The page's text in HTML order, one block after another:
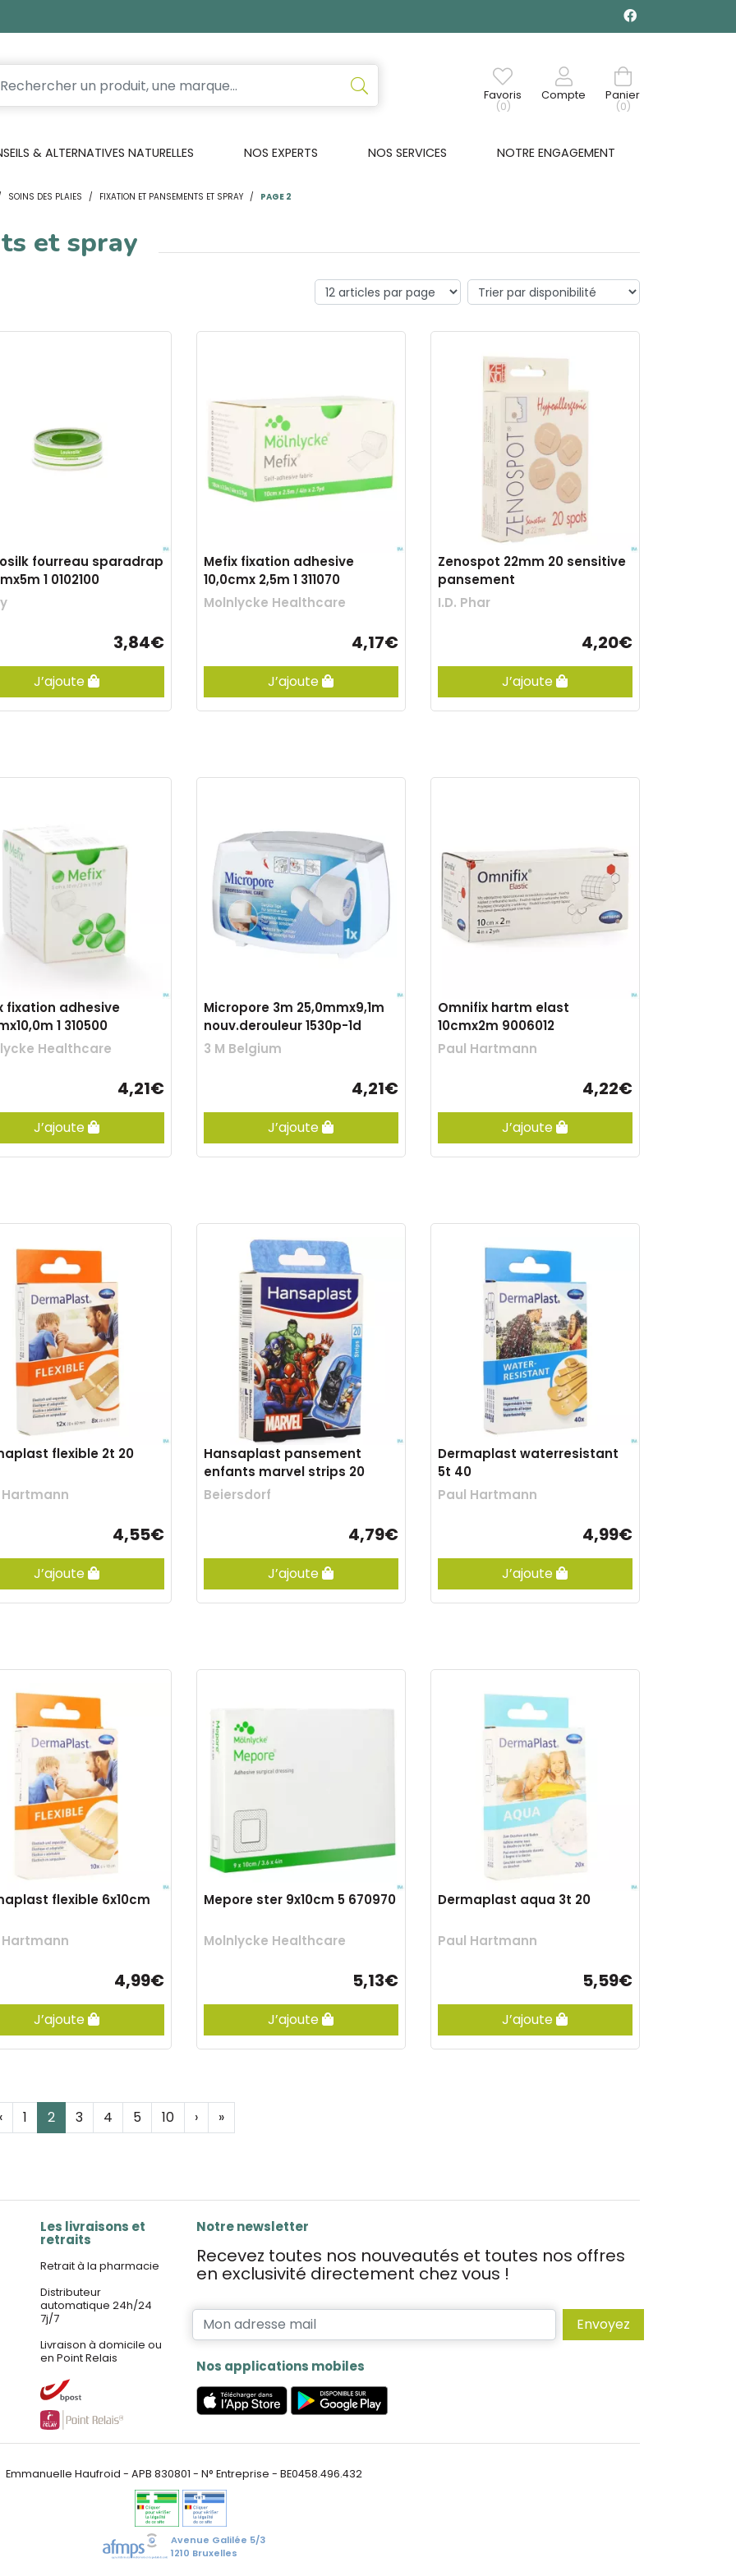
Favoris
(0)
Compte
Panier
(0)
& ALTERNATIVES NATURELLES NOS EXPERTS NOS SERVICES NOTRE ENGAGEMENT
SOINS DES PLAIES FIXATION ET PANSEMENTS ET SPRAY PAGE 2
et spray
fourreau sparadrap
1 0102100
3,84€
J’ajoute
Mefix fixation adhesive
10,0cmx 2,5m 1 311070
Molnlycke Healthcare
4,17€
J’ajoute
Zenospot 22mm 20 sensitive
pansement
I.D. Phar
4,20€
J’ajoute
fixation adhesive
1 310500
Healthcare
4,21€
J’ajoute
Micropore 3m 25,0mmx9,1m
nouv.derouleur 1530p-1d
3 M Belgium
4,21€
J’ajoute
Omnifix hartm elast
10cmx2m 9006012
Paul Hartmann
4,22€
J’ajoute
flexible 2t 20
4,55€
J’ajoute
Hansaplast pansement
enfants marvel strips 20
Beiersdorf
4,79€
J’ajoute
Dermaplast waterresistant
5t 40
Paul Hartmann
4,99€
J’ajoute
flexible 6x10cm
4,99€
J’ajoute
Mepore ster 9x10cm 5 670970
Molnlycke Healthcare
5,13€
J’ajoute
Dermaplast aqua 3t 20
Paul Hartmann
5,59€
J’ajoute
‹ 1 2 3 4 5 10 › »
Les livraisons et
retraits
Retrait à la pharmacie
Distributeur
automatique 24h/24
7j/7
Livraison à domicile ou
en Point Relais
Notre newsletter
Recevez toutes nos nouveautés et toutes nos offres
en exclusivité directement chez vous !
Envoyez
Nos applications mobiles
Emmanuelle Haufroid - APB 830801 - N° Entreprise - BE0458.496.432
Avenue Galilée 5/3
1210 Bruxelles